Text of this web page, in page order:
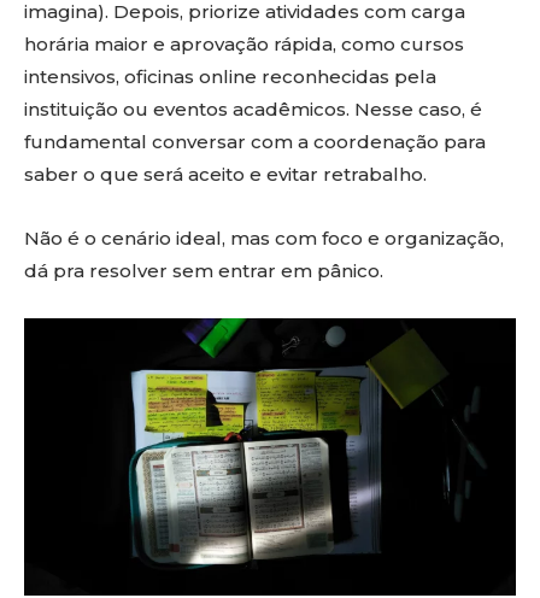
imagina). Depois, priorize atividades com carga
horária maior e aprovação rápida, como cursos
intensivos, oficinas online reconhecidas pela
instituição ou eventos acadêmicos. Nesse caso, é
fundamental conversar com a coordenação para
saber o que será aceito e evitar retrabalho.
Não é o cenário ideal, mas com foco e organização,
dá pra resolver sem entrar em pânico.